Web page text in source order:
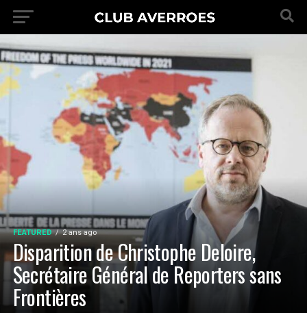
FEATURED 2 ans ago
Disparition de Christophe Deloire,
Secrétaire Général de Reporters sans
Frontières